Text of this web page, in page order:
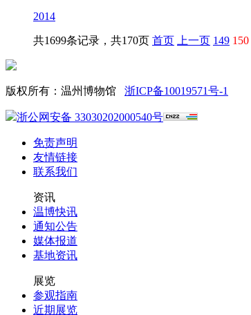
2014
共1699条记录，共170页 首页 上一页 149 150
版权所有：温州博物馆 浙ICP备10019571号-1
浙公网安备 33030202000540号
免责声明
友情链接
联系我们
资讯
温博快讯
通知公告
媒体报道
基地资讯
展览
参观指南
近期展览